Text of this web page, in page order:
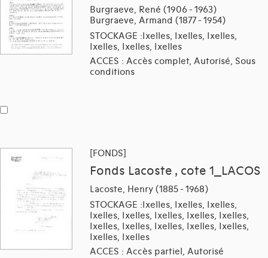
Burgraeve, René (1906 - 1963)
Burgraeve, Armand (1877 - 1954)
STOCKAGE :Ixelles, Ixelles, Ixelles,
Ixelles, Ixelles, Ixelles
ACCES : Accès complet, Autorisé, Sous
conditions
[FONDS]
Fonds Lacoste , cote 1_LACOS
Lacoste, Henry (1885 - 1968)
STOCKAGE :Ixelles, Ixelles, Ixelles,
Ixelles, Ixelles, Ixelles, Ixelles, Ixelles,
Ixelles, Ixelles, Ixelles, Ixelles, Ixelles,
Ixelles, Ixelles
ACCES : Accès partiel, Autorisé